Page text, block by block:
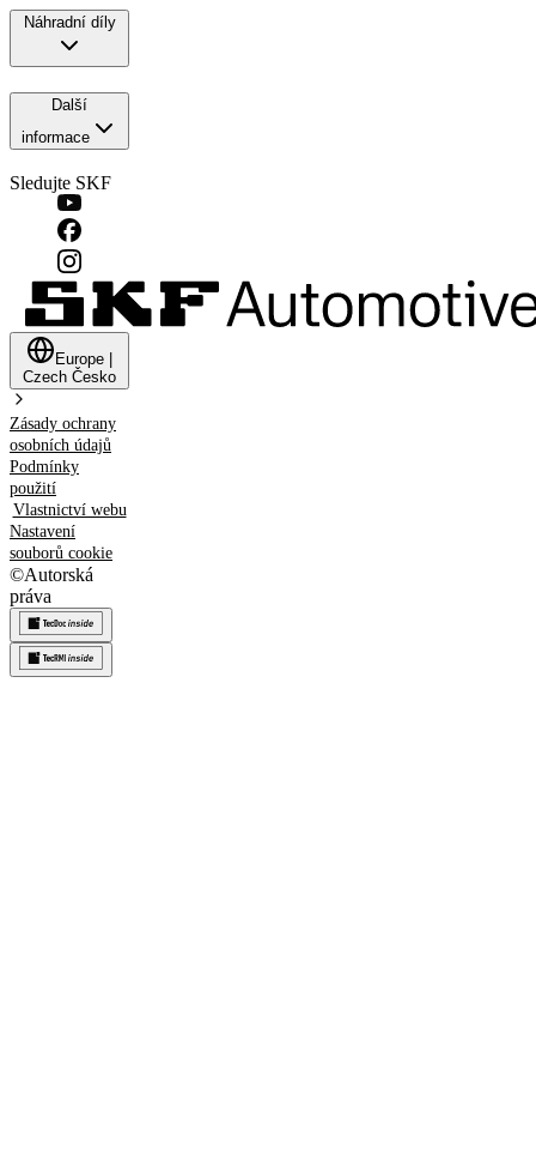
Náhradní díly
Další
informace
Sledujte SKF
Europe
Czech Česko
Zásady ochrany
osobních údajů
Podmínky
použití
Vlastnictví webu
Nastavení
souborů cookie
©Autorská
práva